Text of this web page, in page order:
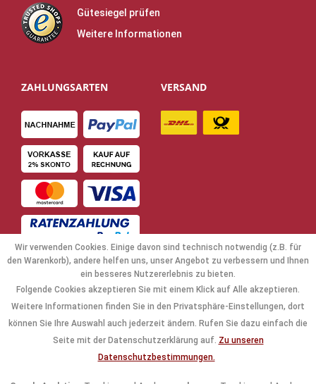
Gütesiegel prüfen
Weitere Informationen
ZAHLUNGSARTEN VERSAND
NAVIGATION
Wir verwenden Cookies. Einige davon sind technisch notwendig (z.B. für
den Warenkorb), andere helfen uns, unser Angebot zu verbessern und Ihnen
ein besseres Nutzererlebnis zu bieten.
Folgende Cookies akzeptieren Sie mit einem Klick auf Alle akzeptieren.
Weitere Informationen finden Sie in den Privatsphäre-Einstellungen, dort
können Sie Ihre Auswahl auch jederzeit ändern. Rufen Sie dazu einfach die
Seite mit der Datenschutzerklärung auf. Zu unseren
Datenschutzbestimmungen.